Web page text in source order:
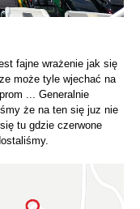
fajne wrażenie jak się
może tyle wjechać na
... Generalnie
że na ten się juz nie
tu gdzie czerwone